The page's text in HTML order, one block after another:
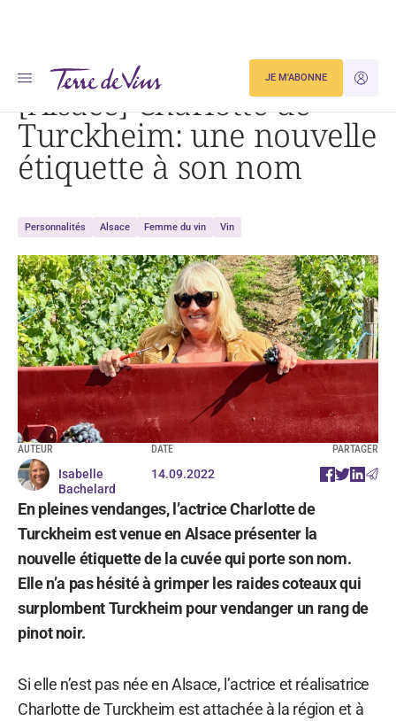
JE
JE M'ABONNE
Accueil [Alsace] Charlotte de Turckheim: une nouvelle étiquette à son nom
[Alsace] Charlotte de
Turckheim: une nouvelle
étiquette à son nom
Personnalités Alsace Femme du vin Vin
AUTEUR
Isabelle
Bachelard
DATE
14.09.2022
PARTAGER
En pleines vendanges, l’actrice Charlotte de
Turckheim est venue en Alsace présenter la
nouvelle étiquette de la cuvée qui porte son nom.
Elle n’a pas hésité à grimper les raides coteaux qui
surplombent Turckheim pour vendanger un rang de
pinot noir.
Si elle n’est pas née en Alsace, l’actrice et réalisatrice
Charlotte de Turckheim est attachée à la région et à